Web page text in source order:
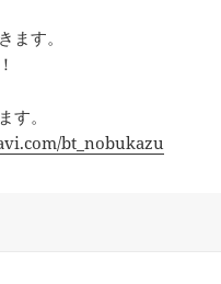
ます。
す。
bt_nobukazu